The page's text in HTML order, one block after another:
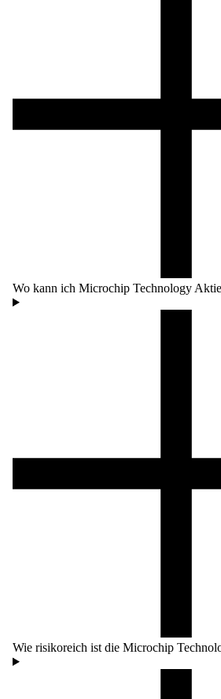
Wo kann ich Microchip Technology
Wie risikoreich ist die Microchip